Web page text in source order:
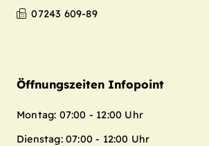
07243 609-89
Öffnungszeiten Infopoint
Montag: 07:00 - 12:00 Uhr
Dienstag: 07:00 - 12:00 Uhr